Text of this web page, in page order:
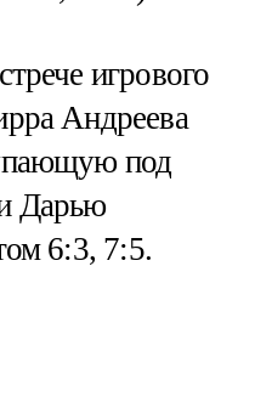
игрового
Андреева
под
Дарью
6:3, 7:5.